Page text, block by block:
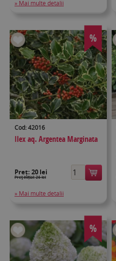
» Mai multe detalii
%
Cod: 42016
Ilex aq. Argentea Marginata
Preț: 20 lei
Preţ inițial: 26 lei
» Mai multe detalii
%